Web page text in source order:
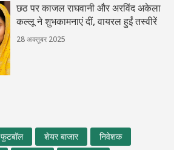
छठ पर काजल राघवानी और अरविंद अकेला
कल्लू ने शुभकामनाएं दीं, वायरल हुईं तस्वीरें
28 अक्तूबर 2025
फुटबॉल शेयर बाजार
निवेशक